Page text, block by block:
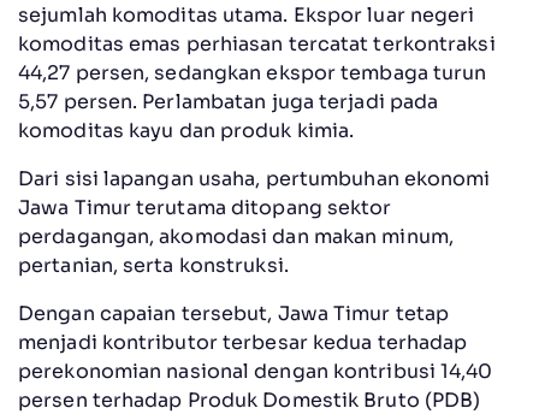
sejumlah komoditas utama. Ekspor luar negeri
komoditas emas perhiasan tercatat terkontraksi
44,27 persen, sedangkan ekspor tembaga turun
5,57 persen. Perlambatan juga terjadi pada
komoditas kayu dan produk kimia.
Dari sisi lapangan usaha, pertumbuhan ekonomi
Jawa Timur terutama ditopang sektor
perdagangan, akomodasi dan makan minum,
pertanian, serta konstruksi.
Dengan capaian tersebut, Jawa Timur tetap
menjadi kontributor terbesar kedua terhadap
perekonomian nasional dengan kontribusi 14,40
persen terhadap Produk Domestik Bruto (PDB)